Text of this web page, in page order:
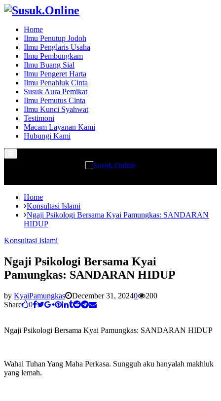
Home
Ilmu Penutup Jodoh
Ilmu Penglaris Usaha
Ilmu Pembungkam
Ilmu Buang Sial
Ilmu Pengeret Harta
Ilmu Penahluk Cinta
Susuk Aura Pemikat
Ilmu Pemutus Cinta
Ilmu Kunci Syahwat
Testimoni
Macam Layanan Kami
Hubungi Kami
Menu
Home
Konsultasi Islami
Ngaji Psikologi Bersama Kyai Pamungkas: SANDARAN
HIDUP
Konsultasi Islami
Ngaji Psikologi Bersama Kyai
Pamungkas: SANDARAN HIDUP
by KyaiPamungkas December 31, 20240
200
Share
0
Ngaji Psikologi Bersama Kyai Pamungkas: SANDARAN HIDUP
Wahai Tuhan Yang Maha Perkasa. Sungguh aku hanyalah makhluk
yang lemah.